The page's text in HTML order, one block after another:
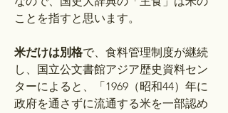
ことを指すと思います。
米だけは別格で、食料管理制度が継続
し、国立公文書館アジア歴史資料セン
ターによると、「1969（昭和44）年に
政府を通さずに流通する米を一部認め